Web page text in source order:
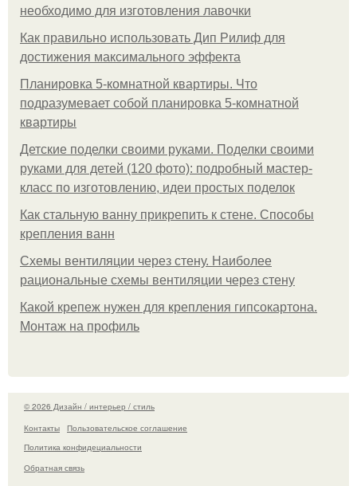
необходимо для изготовления лавочки
Как правильно использовать Дип Рилиф для
достижения максимального эффекта
Планировка 5-комнатной квартиры. Что
подразумевает собой планировка 5-комнатной
квартиры
Детские поделки своими руками. Поделки своими
руками для детей (120 фото): подробный мастер-
класс по изготовлению, идеи простых поделок
Как стальную ванну прикрепить к стене. Способы
крепления ванн
Схемы вентиляции через стену. Наиболее
рациональные схемы вентиляции через стену
Какой крепеж нужен для крепления гипсокартона.
Монтаж на профиль
© 2026 Дизайн / интерьер / стиль
Контакты
Пользовательское соглашение
Политика конфидециальности
Обратная связь